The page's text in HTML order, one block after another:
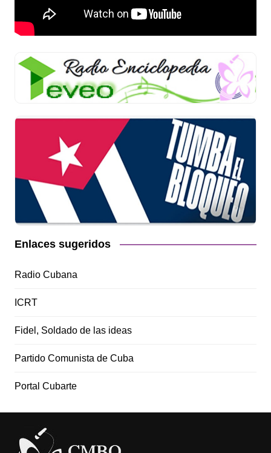
Enlaces sugeridos
Radio Cubana
ICRT
Fidel, Soldado de las ideas
Partido Comunista de Cuba
Portal Cubarte